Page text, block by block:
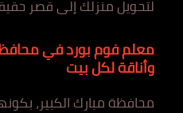
لتحويل منزلك إلى قصر
معلم فوم بورد في
وأناقة لكل بيت
محافظة مبارك الكبير،